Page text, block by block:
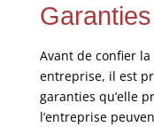
Avant de confier
entreprise, il est
garanties qu’elle
l’entreprise